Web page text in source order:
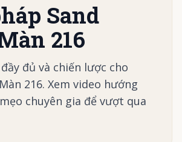
Sand
216
đủ và chiến lược cho
216. Xem video hướng
chuyên gia để vượt qua